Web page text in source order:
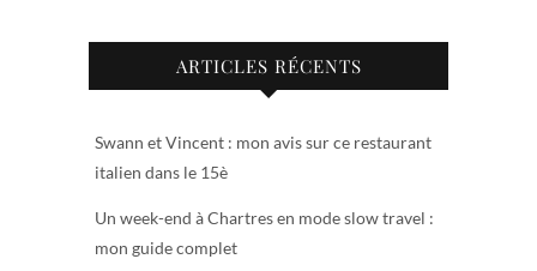
ARTICLES RÉCENTS
Swann et Vincent : mon avis sur ce restaurant
italien dans le 15è
Un week-end à Chartres en mode slow travel :
mon guide complet